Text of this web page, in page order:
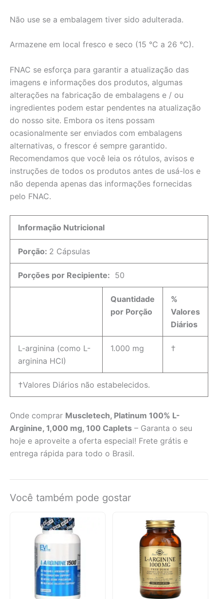
Não use se a embalagem tiver sido adulterada.
Armazene em local fresco e seco (15 °C a 26 °C).
FNAC se esforça para garantir a atualização das
imagens e informações dos produtos, algumas
alterações na fabricação de embalagens e / ou
ingredientes podem estar pendentes na atualização
do nosso site. Embora os itens possam
ocasionalmente ser enviados com embalagens
alternativas, o frescor é sempre garantido.
Recomendamos que você leia os rótulos, avisos e
instruções de todos os produtos antes de usá-los e
não dependa apenas das informações fornecidas
pelo FNAC.
Informação Nutricional
Porção: 2 Cápsulas
Porções por Recipiente: 50
Quantidade
por Porção
%
Valores
Diários
L-arginina (como L-
arginina HCI)
1.000 mg †
†Valores Diários não estabelecidos.
Onde comprar Muscletech, Platinum 100% L-
Arginine, 1,000 mg, 100 Caplets – Garanta o seu
hoje e aproveite a oferta especial! Frete grátis e
entrega rápida para todo o Brasil.
Você também pode gostar